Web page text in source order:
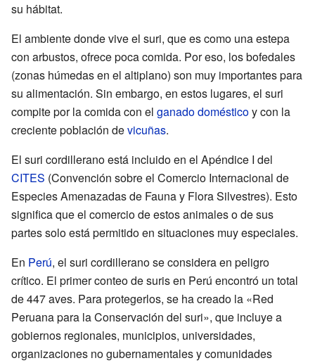
su hábitat.
El ambiente donde vive el suri, que es como una estepa
con arbustos, ofrece poca comida. Por eso, los bofedales
(zonas húmedas en el altiplano) son muy importantes para
su alimentación. Sin embargo, en estos lugares, el suri
compite por la comida con el ganado domésticoy con la
creciente población devicuñas.
El suri cordillerano está incluido en el Apéndice I del
CITES (Convención sobre el Comercio Internacional de
Especies Amenazadas de Fauna y Flora Silvestres). Esto
significa que el comercio de estos animales o de sus
partes solo está permitido en situaciones muy especiales.
En Perú, el suri cordillerano se considera en peligro
crítico. El primer conteo de suris en Perú encontró un total
de 447 aves. Para protegerlos, se ha creado la «Red
Peruana para la Conservación del suri», que incluye a
gobiernos regionales, municipios, universidades,
organizaciones no gubernamentales y comunidades